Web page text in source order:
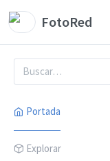
FotoRed
Portada
Explorar